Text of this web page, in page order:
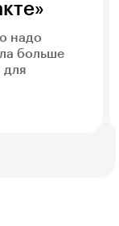
надо
больше
для